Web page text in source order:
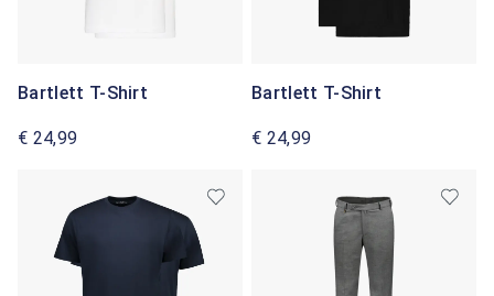
Bartlett T-Shirt
€ 24,99
Bartlett T-Shirt
€ 24,99